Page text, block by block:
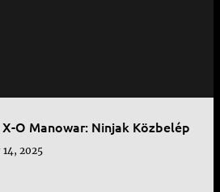
O Manowar: Ninjak Közbelép
2025